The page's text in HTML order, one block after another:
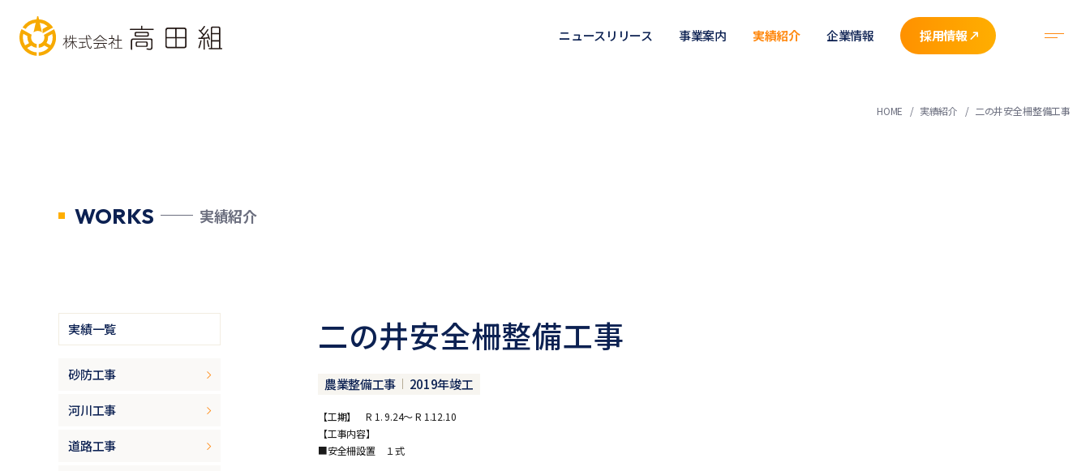
ニュースリリース 事業案内 実績紹介 企業情報 採用情報
HOME 実績紹介 二の井安全柵整備工事
WORKS 実績紹介
実績一覧
砂防工事
河川工事
道路工事
二の井安全柵整備工事
農業整備工事 2019年竣工
【工期】 R 1. 9.24～ R 1.12.10
【工事内容】
■安全柵設置 １式